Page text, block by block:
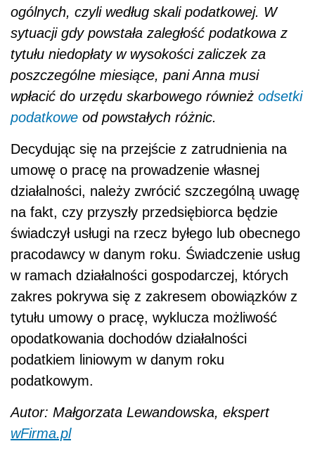
ogólnych, czyli według skali podatkowej. W
sytuacji gdy powstała zaległość podatkowa z
tytułu niedopłaty w wysokości zaliczek za
poszczególne miesiące, pani Anna musi
wpłacić do urzędu skarbowego również odsetki
podatkowe od powstałych różnic.
Decydując się na przejście z zatrudnienia na
umowę o pracę na prowadzenie własnej
działalności, należy zwrócić szczególną uwagę
na fakt, czy przyszły przedsiębiorca będzie
świadczył usługi na rzecz byłego lub obecnego
pracodawcy w danym roku. Świadczenie usług
w ramach działalności gospodarczej, których
zakres pokrywa się z zakresem obowiązków z
tytułu umowy o pracę, wyklucza możliwość
opodatkowania dochodów działalności
podatkiem liniowym w danym roku
podatkowym.
Autor: Małgorzata Lewandowska, ekspert
wFirma.pl